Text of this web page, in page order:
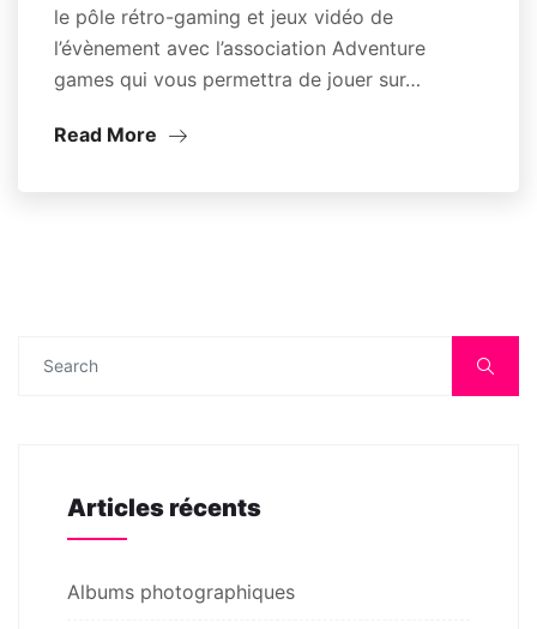
le pôle rétro-gaming et jeux vidéo de
l’évènement avec l’association Adventure
games qui vous permettra de jouer sur…
Read More
Articles récents
Albums photographiques